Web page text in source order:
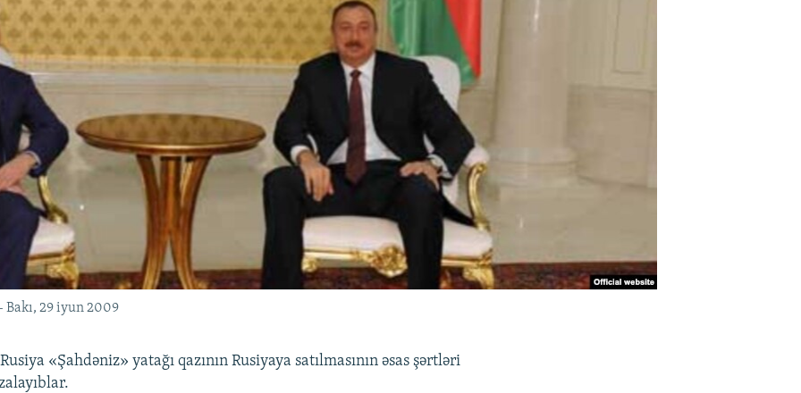
29 iyun 2009
«Şahdəniz» yatağı qazının Rusiyaya satılmasının əsas şərtləri